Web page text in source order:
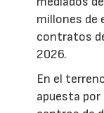
millones de
contratos
2026.
En el
apuesta